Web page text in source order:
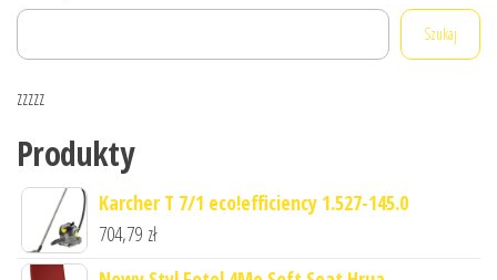
Szukaj
zzzzz
Produkty
Karcher T 7/1 eco!efficiency 1.527-145.0
704,79 zł